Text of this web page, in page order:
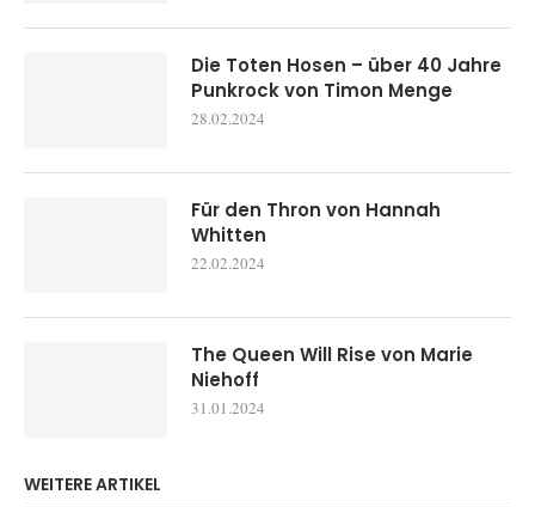
Die Toten Hosen – über 40 Jahre
Punkrock von Timon Menge
28.02.2024
Für den Thron von Hannah
Whitten
22.02.2024
The Queen Will Rise von Marie
Niehoff
31.01.2024
WEITERE ARTIKEL